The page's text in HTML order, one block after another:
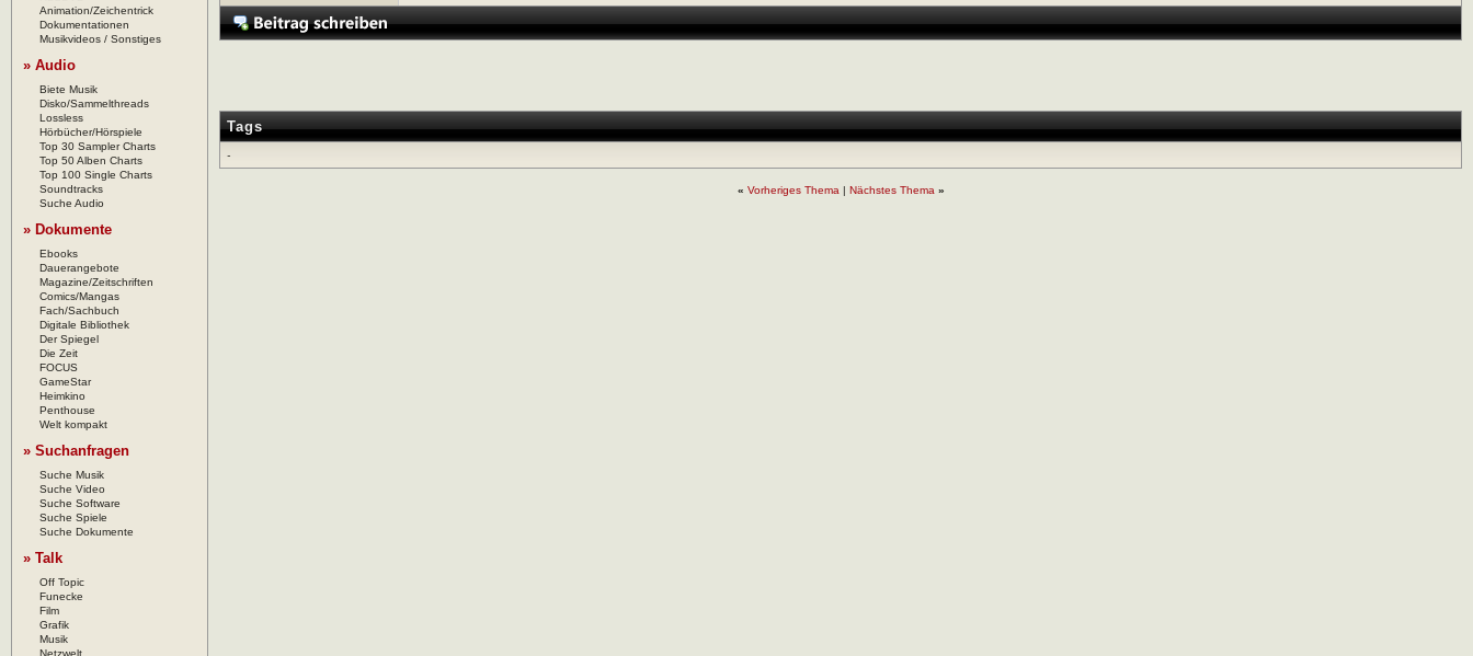
Animation/Zeichentrick
Dokumentationen
Musikvideos / Sonstiges
» Audio
Biete Musik
Disko/Sammelthreads
Lossless
Hörbücher/Hörspiele
Top 30 Sampler Charts
Top 50 Alben Charts
Top 100 Single Charts
Soundtracks
Suche Audio
» Dokumente
Ebooks
Dauerangebote
Magazine/Zeitschriften
Comics/Mangas
Fach/Sachbuch
Digitale Bibliothek
Der Spiegel
Die Zeit
FOCUS
GameStar
Heimkino
Penthouse
Welt kompakt
» Suchanfragen
Suche Musik
Suche Video
Suche Software
Suche Spiele
Suche Dokumente
» Talk
Off Topic
Funecke
Film
Grafik
Musik
Tags
-
« Vorheriges Thema| Nächstes Thema »